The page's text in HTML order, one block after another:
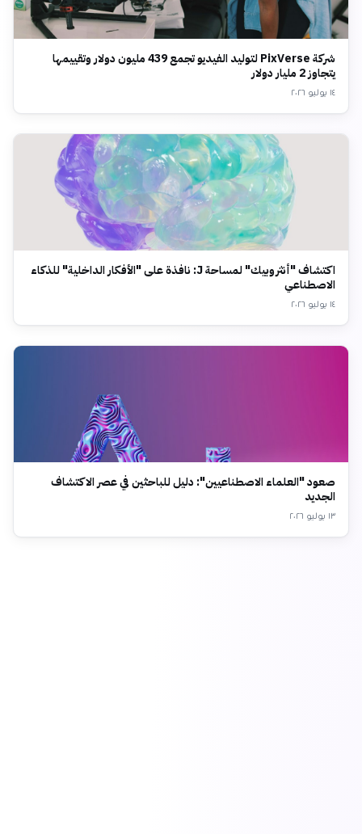
شركة PixVerse لتوليد الفيديو تجمع 439 مليون دولار وتقييمها
يتجاوز 2 مليار دولار
١٤ يوليو ٢٠٢٦
اكتشاف "أنثروبيك" لمساحة J: نافذة على "الأفكار الداخلية" للذكاء
الاصطناعي
١٤ يوليو ٢٠٢٦
صعود "العلماء الاصطناعيين": دليل للباحثين في عصر الاكتشاف
الجديد
١٣ يوليو ٢٠٢٦